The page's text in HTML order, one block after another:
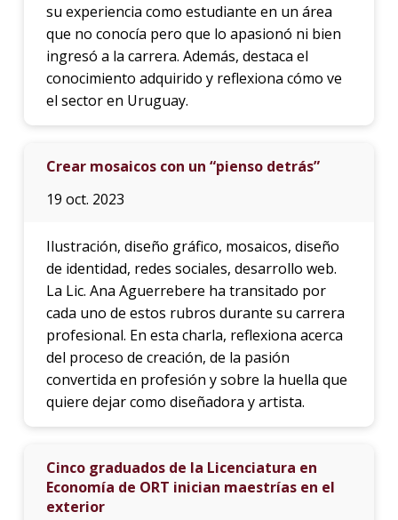
su experiencia como estudiante en un área
que no conocía pero que lo apasionó ni bien
ingresó a la carrera. Además, destaca el
conocimiento adquirido y reflexiona cómo ve
el sector en Uruguay.
Crear mosaicos con un “pienso detrás”
19 oct. 2023
Ilustración, diseño gráfico, mosaicos, diseño
de identidad, redes sociales, desarrollo web.
La Lic. Ana Aguerrebere ha transitado por
cada uno de estos rubros durante su carrera
profesional. En esta charla, reflexiona acerca
del proceso de creación, de la pasión
convertida en profesión y sobre la huella que
quiere dejar como diseñadora y artista.
Cinco graduados de la Licenciatura en
Economía de ORT inician maestrías en el
exterior